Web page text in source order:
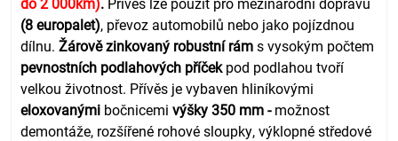
(8 europalet), převoz automobilů nebo jako pojízdnou
dílnu.Žárově zinkovaný robustní ráms vysokým počtem
pevnostních podlahových příčekpod podlahou tvoří
velkou životnost. Přívěs je vybaven hliníkovými
eloxovanými bočnicemivýšky 350 mm -možnost
demontáže, rozšířené rohové sloupky, výklopné středové